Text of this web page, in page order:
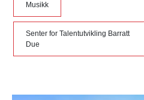
Musikk
Senter for Talentutvikling Barratt
Due